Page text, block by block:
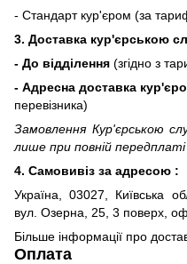
- Стандарт кур'єром (за
3. Доставка кур'єрською
- До відділення (згідно з
- Адресна доставка
перевізника)
Замовлення Кур'єрською
лише при повній
4. Самовивіз за адресою :
Україна, 03027, Київська
вул. Озерна, 25, 3 поверх,
Більше інформації про
Оплата